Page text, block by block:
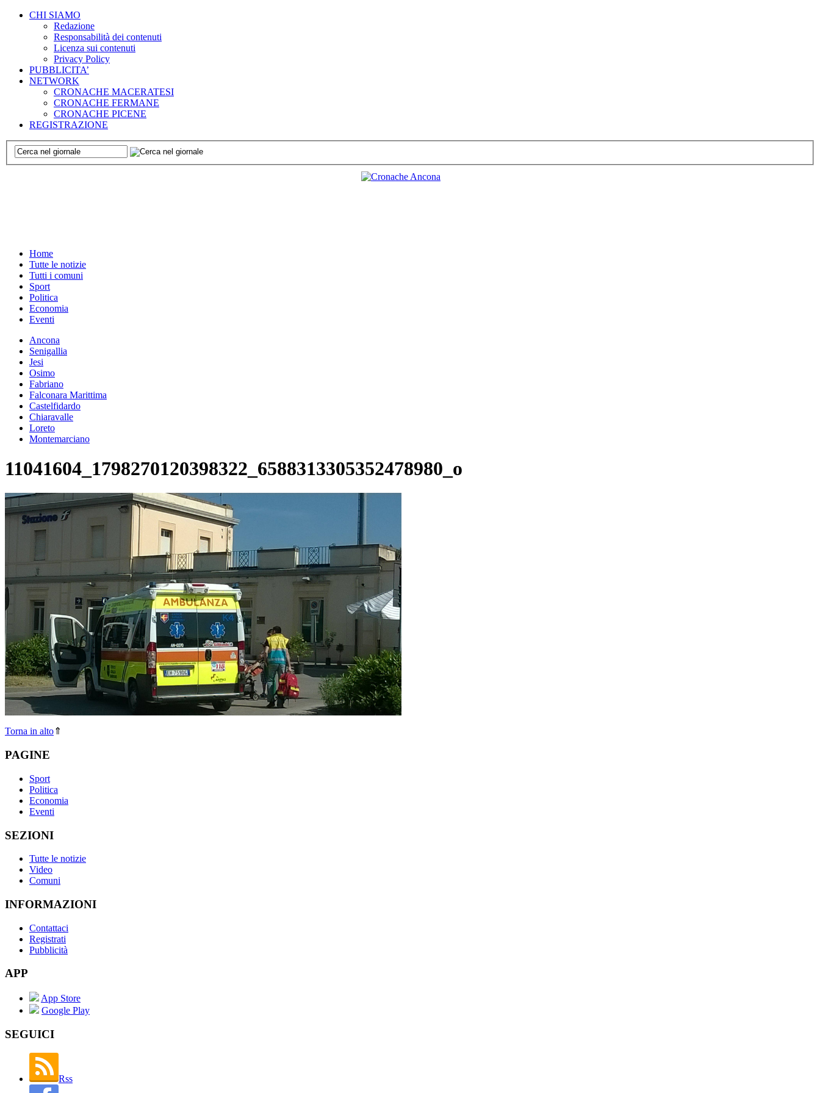
CHI SIAMO
Redazione
Responsabilità dei contenuti
Licenza sui contenuti
Privacy Policy
PUBBLICITA’
NETWORK
CRONACHE MACERATESI
CRONACHE FERMANE
CRONACHE PICENE
REGISTRAZIONE
Home
Tutte le notizie
Tutti i comuni
Sport
Politica
Economia
Eventi
Ancona
Senigallia
Jesi
Osimo
Fabriano
Falconara Marittima
Castelfidardo
Chiaravalle
Loreto
Montemarciano
11041604_1798270120398322_6588313305352478980_o
Torna in alto⇑
PAGINE
Sport
Politica
Economia
Eventi
SEZIONI
Tutte le notizie
Video
Comuni
INFORMAZIONI
Contattaci
Registrati
Pubblicità
APP
App Store
Google Play
SEGUICI
Rss